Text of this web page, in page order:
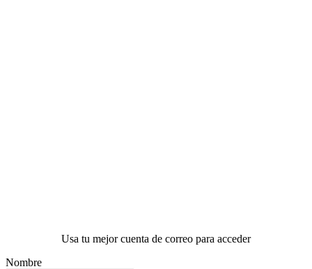
Usa tu mejor cuenta de correo para acceder
Nombre